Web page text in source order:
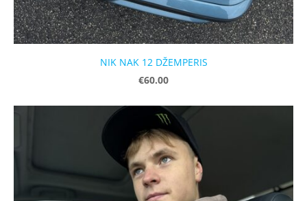
NIK NAK 12 DŽEMPERIS
€60.00